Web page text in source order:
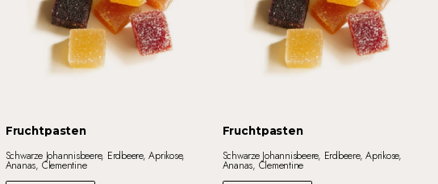
Fruchtpasten
Schwarze Johannisbeere, Erdbeere, Aprikose,
Ananas, Clementine
Fruchtpasten
Schwarze Johannisbeere, Erdbeere, Aprikose,
Ananas, Clementine